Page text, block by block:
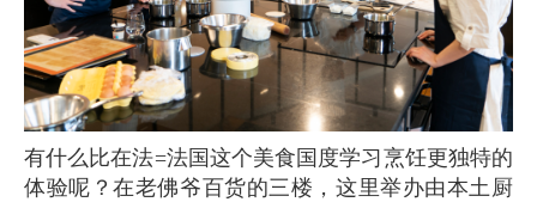
有什么比在法=法国这个美食国度学习烹饪更独特的
体验呢？在老佛爷百货的三楼，这里举办由本土厨